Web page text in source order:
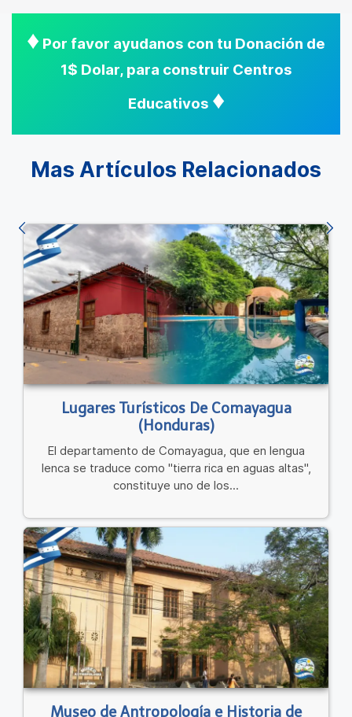
♦ Por favor ayudanos con tu Donación de
1$ Dolar, para construir Centros
Educativos ♦
Mas Artículos Relacionados
Lugares Turísticos De Comayagua
(Honduras)
El departamento de Comayagua, que en lengua
lenca se traduce como "tierra rica en aguas altas",
constituye uno de los...
Museo de Antropología e Historia de